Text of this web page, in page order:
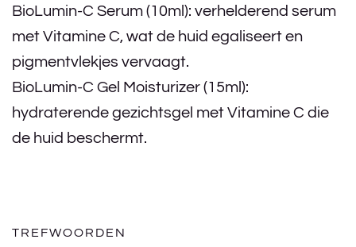
BioLumin-C Serum (10ml): verhelderend serum
met Vitamine C, wat de huid egaliseert en
pigmentvlekjes vervaagt.
BioLumin-C Gel Moisturizer (15ml):
hydraterende gezichtsgel met Vitamine C die
de huid beschermt.
TREFWOORDEN